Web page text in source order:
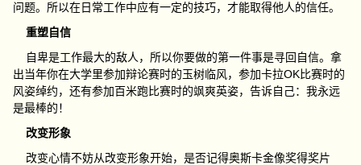
问题。所以在日常工作中应有一定的技巧，才能取得他人的信任。
重塑自信
自卑是工作最大的敌人，所以你要做的第一件事是寻回自信。拿
出当年你在大学里参加辩论赛时的玉树临风，参加卡拉OK比赛时的
风姿绰约，还有参加百米跑比赛时的飒爽英姿，告诉自己：我永远
是最棒的！
改变形象
改变心情不妨从改变形象开始，是否记得奥斯卡金像奖得奖片